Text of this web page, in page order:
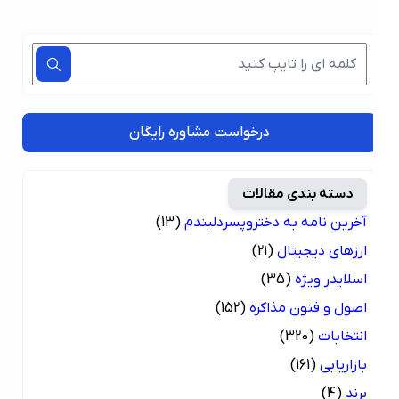
درخواست مشاوره رایگان
دسته بندی مقالات
آخرین نامه به دختروپسردلبندم (13)
ارزهای دیجیتال (21)
اسلایدر ویژه (35)
اصول و فنون مذاکره (152)
انتخابات (320)
بازاریابی (161)
(4)